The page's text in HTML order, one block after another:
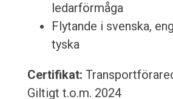
ledarförmåga
Flytande i svenska,
tyska
Certifikat:
Giltigt t.o.m. 2024